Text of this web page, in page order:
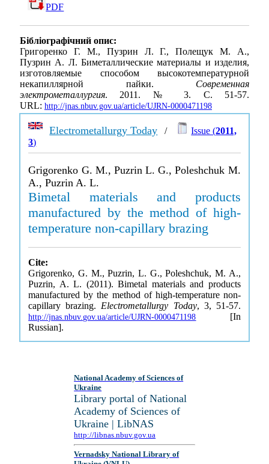
PDF
Бібліографічний опис:
Григоренко Г. М., Пузрин Л. Г., Полещук М. А.,
Пузрин А. Л. Биметаллические материалы и изделия,
изготовляемые способом высокотемпературной
некапиллярной пайки. Современная
электрометаллургия. 2011. № 3. С. 51-57.
URL: http://jnas.nbuv.gov.ua/article/UJRN-0000471198
Electrometallurgy Today / Issue (2011,
3)
Grigorenko G. M., Puzrin L. G., Poleshchuk M.
A., Puzrin A. L.
Bimetal materials and products
manufactured by the method of high-
temperature non-capillary brazing
Cite:
Grigorenko, G. M., Puzrin, L. G., Poleshchuk, M. A.,
Puzrin, A. L. (2011). Bimetal materials and products
manufactured by the method of high-temperature non-
capillary brazing. Electrometallurgy Today, 3, 51-57.
http://jnas.nbuv.gov.ua/article/UJRN-0000471198 [In
Russian].
National Academy of Sciences of
Ukraine
Library portal of National
Academy of Sciences of
Ukraine | LibNAS
http://libnas.nbuv.gov.ua
Vernadsky National Library of